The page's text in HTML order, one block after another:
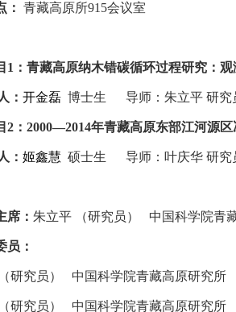
： 青藏高原所915会议室
1 ：青藏高原纳木错碳循环过程研究：
： 开金磊 博士生 导师：朱立平 研究
2 ： 2000—2014年青藏高原东部江河源
： 姬鑫慧 硕士生 导师：叶庆华 研究
席： 朱立平 （研究员） 中国科学院青
员：
研究员） 中国科学院青藏高原研究所
研究员） 中国科学院青藏高原研究所